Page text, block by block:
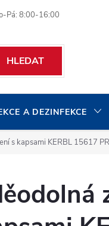
HLEDAT
A DEZINFEKCE
s kapsami KERBL 15617